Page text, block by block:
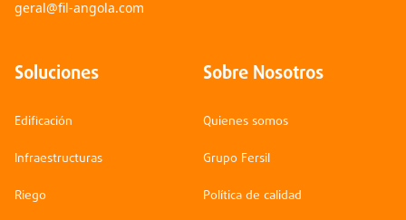
geral@fil-angola.com
Soluciones
Edificación
Infraestructuras
Riego
Sobre Nosotros
Quienes somos
Grupo Fersil
Política de calidad